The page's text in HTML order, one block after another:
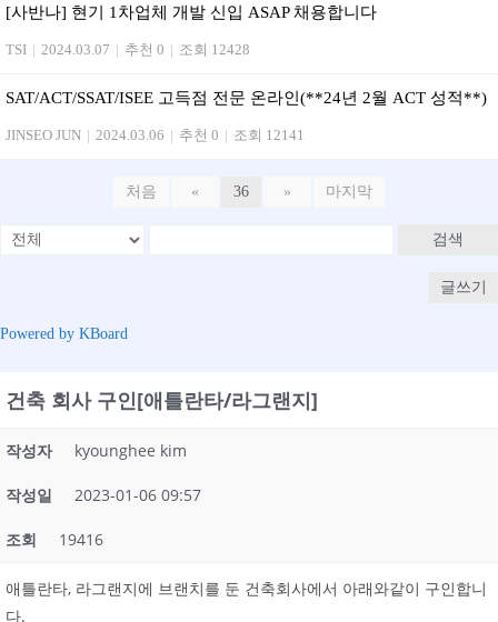
[사반나] 현기 1차업체 개발 신입 ASAP 채용합니다
TSI | 2024.03.07 | 추천 0 | 조회 12428
SAT/ACT/SSAT/ISEE 고득점 전문 온라인(**24년 2월 ACT 성적**)
JINSEO JUN | 2024.03.06 | 추천 0 | 조회 12141
처음 « 36 » 마지막
검색
글쓰기
Powered by KBoard
건축 회사 구인[애틀란타/라그랜지]
작성자 kyounghee kim
작성일 2023-01-06 09:57
조회 19416
애틀란타, 라그랜지에 브랜치를 둔 건축회사에서 아래와같이 구인합니
다.